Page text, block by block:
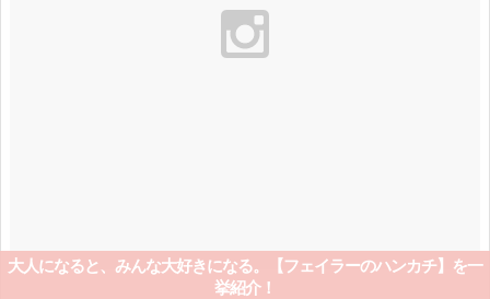
大人になると、みんな大好きになる。【フェイラーのハンカチ】を一
挙紹介！